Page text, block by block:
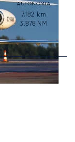
AUTONOMIA
7.182 km
3.878 NM